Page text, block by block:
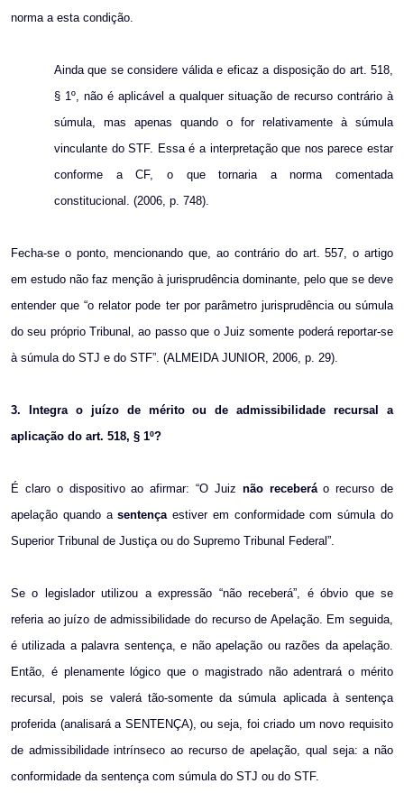
norma a esta condição.
Ainda que se considere válida e eficaz a disposição do art. 518,
§ 1º, não é aplicável a qualquer situação de recurso contrário à
súmula, mas apenas quando o for relativamente à súmula
vinculante do STF. Essa é a interpretação que nos parece estar
conforme a CF, o que tornaria a norma comentada
constitucional. (2006, p. 748).
Fecha-se o ponto, mencionando que, ao contrário do art. 557, o artigo
em estudo não faz menção à jurisprudência dominante, pelo que se deve
entender que “o relator pode ter por parâmetro jurisprudência ou súmula
do seu próprio Tribunal, ao passo que o Juiz somente poderá reportar-se
à súmula do STJ e do STF”. (ALMEIDA JUNIOR, 2006, p. 29).
3. Integra o juízo de mérito ou de admissibilidade recursal a
aplicação do art. 518, § 1º?
É claro o dispositivo ao afirmar: “O Juiz não receberáo recurso de
apelação quando asentençaestiver em conformidade com súmula do
Superior Tribunal de Justiça ou do Supremo Tribunal Federal”.
Se o legislador utilizou a expressão “não receberá”, é óbvio que se
referia ao juízo de admissibilidade do recurso de Apelação. Em seguida,
é utilizada a palavra sentença, e não apelação ou razões da apelação.
Então, é plenamente lógico que o magistrado não adentrará o mérito
recursal, pois se valerá tão-somente da súmula aplicada à sentença
proferida (analisará a SENTENÇA), ou seja, foi criado um novo requisito
de admissibilidade intrínseco ao recurso de apelação, qual seja: a não
conformidade da sentença com súmula do STJ ou do STF.